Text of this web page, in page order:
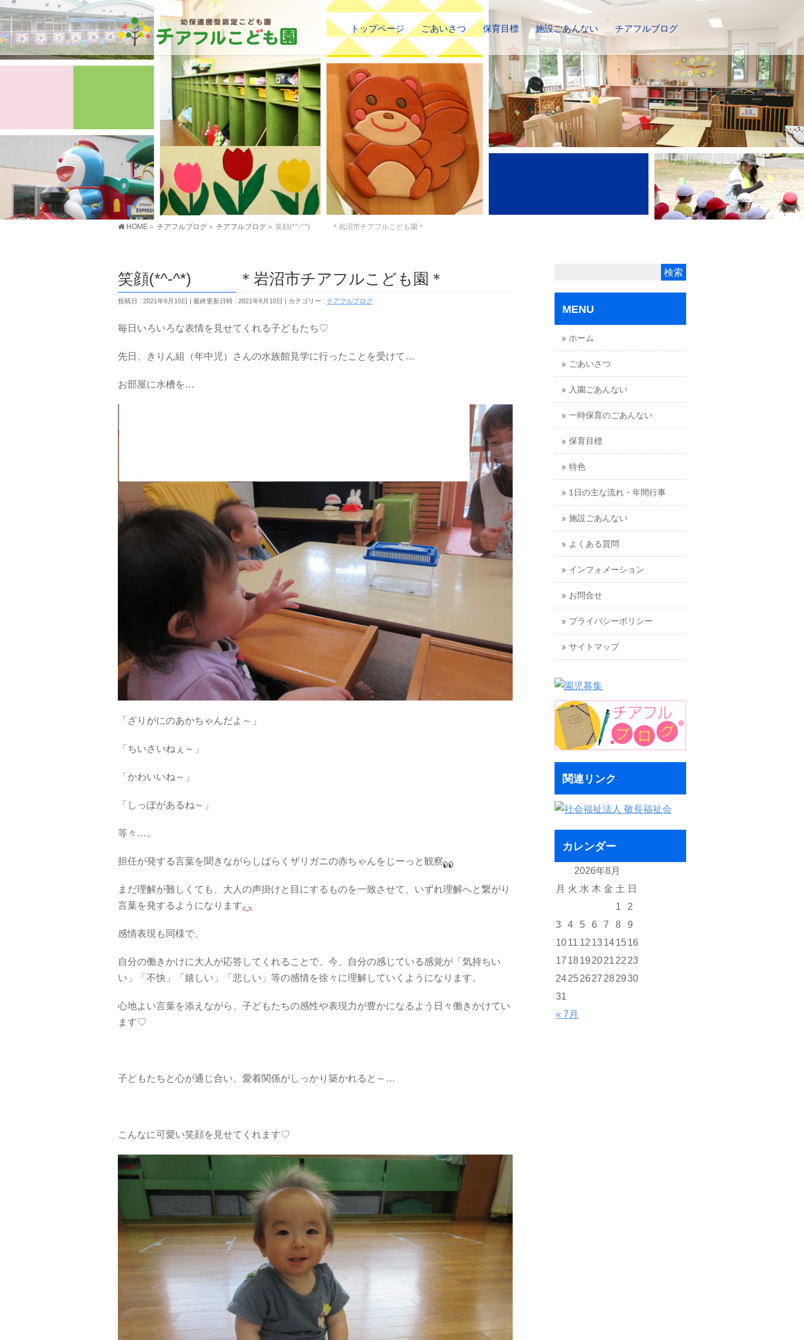
トップページ ごあいさつ 保育目標 施設ごあんない チアフルブログ
HOME » チアフルブログ » チアフルブログ » 笑顔(*^-^*) ＊岩沼市チアフルこども園＊
笑顔(*^-^*) ＊岩沼市チアフルこども園＊
投稿日 : 2021年6月10日 最終更新日時 : 2021年6月10日 カテゴリー : チアフルブログ
毎日いろいろな表情を見せてくれる子どもたち♡
先日、きりん組（年中児）さんの水族館見学に行ったことを受けて…
お部屋に水槽を…
「ざりがにのあかちゃんだよ～」
「ちいさいねぇ～」
「かわいいね～」
「しっぽがあるね～」
等々…。
担任が発する言葉を聞きながらしばらくザリガニの赤ちゃんをじーっと観察
まだ理解が難しくても、大人の声掛けと目にするものを一致させて、いずれ理解へと繋がり
言葉を発するようになります
感情表現も同様で、
自分の働きかけに大人が応答してくれることで、今、自分の感じている感覚が「気持ちい
い」「不快」「嬉しい」「悲しい」等の感情を徐々に理解していくようになります。
心地よい言葉を添えながら、子どもたちの感性や表現力が豊かになるよう日々働きかけてい
ます♡
子どもたちと心が通じ合い、愛着関係がしっかり築かれると～…
こんなに可愛い笑顔を見せてくれます♡
MENU
ホーム
ごあいさつ
入園ごあんない
一時保育のごあんない
保育目標
特色
1日の主な流れ・年間行事
施設ごあんない
よくある質問
インフォメーション
お問合せ
プライバシーポリシー
サイトマップ
関連リンク
カレンダー
2026年8月
月 火 水 木 金 土 日
« 7月
1
2
3
4 5 6 7 8
9
1011 12 13141516
17 1819 2021 22 23
242526 27 282930
31